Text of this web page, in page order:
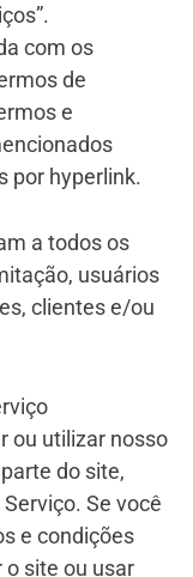
com os
de
e
por hyperlink.
a todos os
usuários
clientes e/ou
ou utilizar nosso
do site,
Se você
e condições
o site ou usar